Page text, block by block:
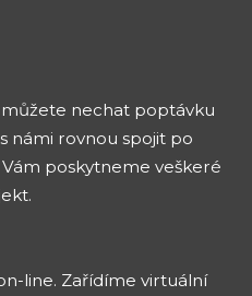
nechat poptávku
námi rovnou spojit po
poskytneme veškeré
line. Zařídíme virtuální